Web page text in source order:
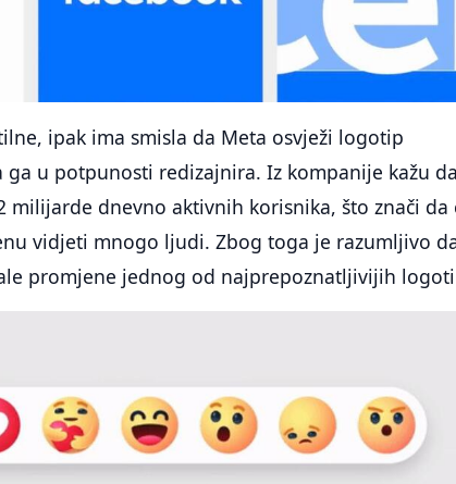
ipak ima smisla da Meta osvježi logotip
ga u potpunosti redizajnira. Iz kompanije kažu
milijarde dnevno aktivnih korisnika, što znači da
vidjeti mnogo ljudi. Zbog toga je razumljivo
promjene jednog od najprepoznatljivijih